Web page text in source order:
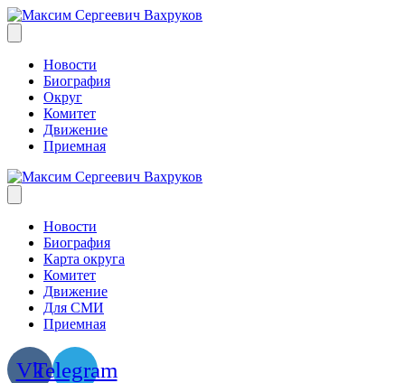
Skip
to
content
Новости
Биография
Округ
Комитет
Движение
Приемная
Новости
Биография
Карта округа
Комитет
Движение
Для СМИ
Приемная
VkTelegram